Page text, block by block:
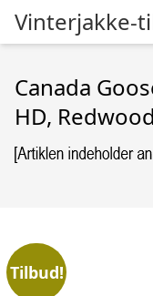
Vinterjakke-
Canada
HD, Redwood
Tilbud!